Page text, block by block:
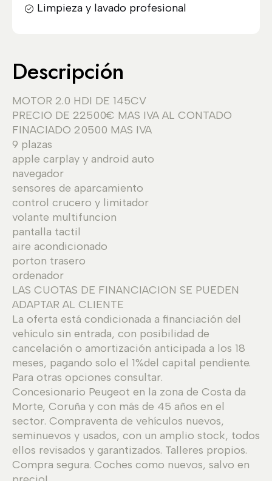
Limpieza y lavado profesional
Descripción
MOTOR 2.0 HDI DE 145CV
PRECIO DE 22500€ MAS IVA AL CONTADO
FINACIADO 20500 MAS IVA
9 plazas
apple carplay y android auto
navegador
sensores de aparcamiento
control crucero y limitador
volante multifuncion
pantalla tactil
aire acondicionado
porton trasero
ordenador
LAS CUOTAS DE FINANCIACION SE PUEDEN
ADAPTAR AL CLIENTE
La oferta está condicionada a financiación del
vehículo sin entrada, con posibilidad de
cancelación o amortización anticipada a los 18
meses, pagando solo el 1%del capital pendiente.
Para otras opciones consultar.
Concesionario Peugeot en la zona de Costa da
Morte, Coruña y con más de 45 años en el
sector. Compraventa de vehículos nuevos,
seminuevos y usados, con un amplio stock, todos
ellos revisados y garantizados. Talleres propios.
Compra segura. Coches como nuevos, salvo en